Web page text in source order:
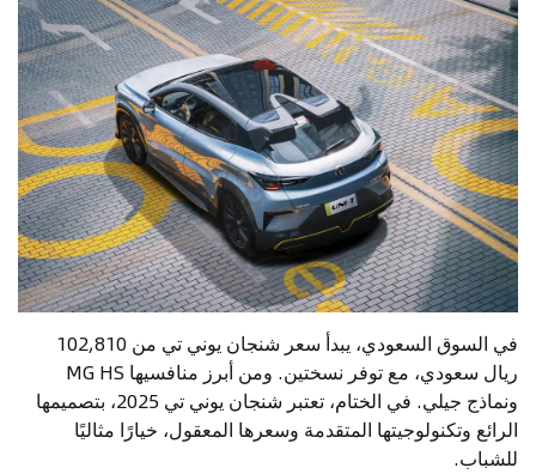
في السوق السعودي، يبدأ سعر شنجان يوني تي من 102,810
ريال سعودي، مع توفر نسختين. ومن أبرز منافسيها MG HS
ونماذج جيلي. في الختام، تعتبر شنجان يوني تي 2025، بتصميمها
الرائع وتكنولوجيتها المتقدمة وسعرها المعقول، خيارًا مثاليًا
للشباب.